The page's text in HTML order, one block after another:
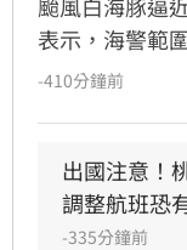
表示，海警範
白海豚接近的
-410分鐘前
出國注意！
調整航班恐
-335分鐘前